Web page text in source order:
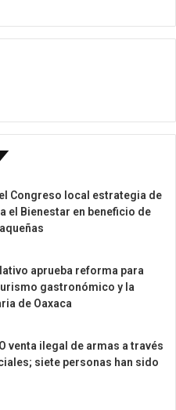
Congreso local estrategia de
el Bienestar en beneficio de
aprueba reforma para
gastronómico y la
de Oaxaca
venta ilegal de armas a través
siete personas han sido